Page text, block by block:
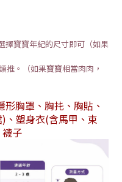
擇寶寶年紀的尺寸即可（如果
推。（如果寶寶相當肉肉，
形胸罩、胸扥、胸貼、
、塑身衣(含馬甲、束
子